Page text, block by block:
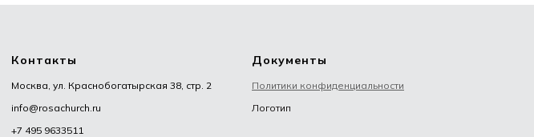
Контакты
Москва, ул. Краснобогатырская 38, стр. 2
info@rosachurch.ru
+7 495 9633511
Документы
Политики конфиденциальности
Логотип